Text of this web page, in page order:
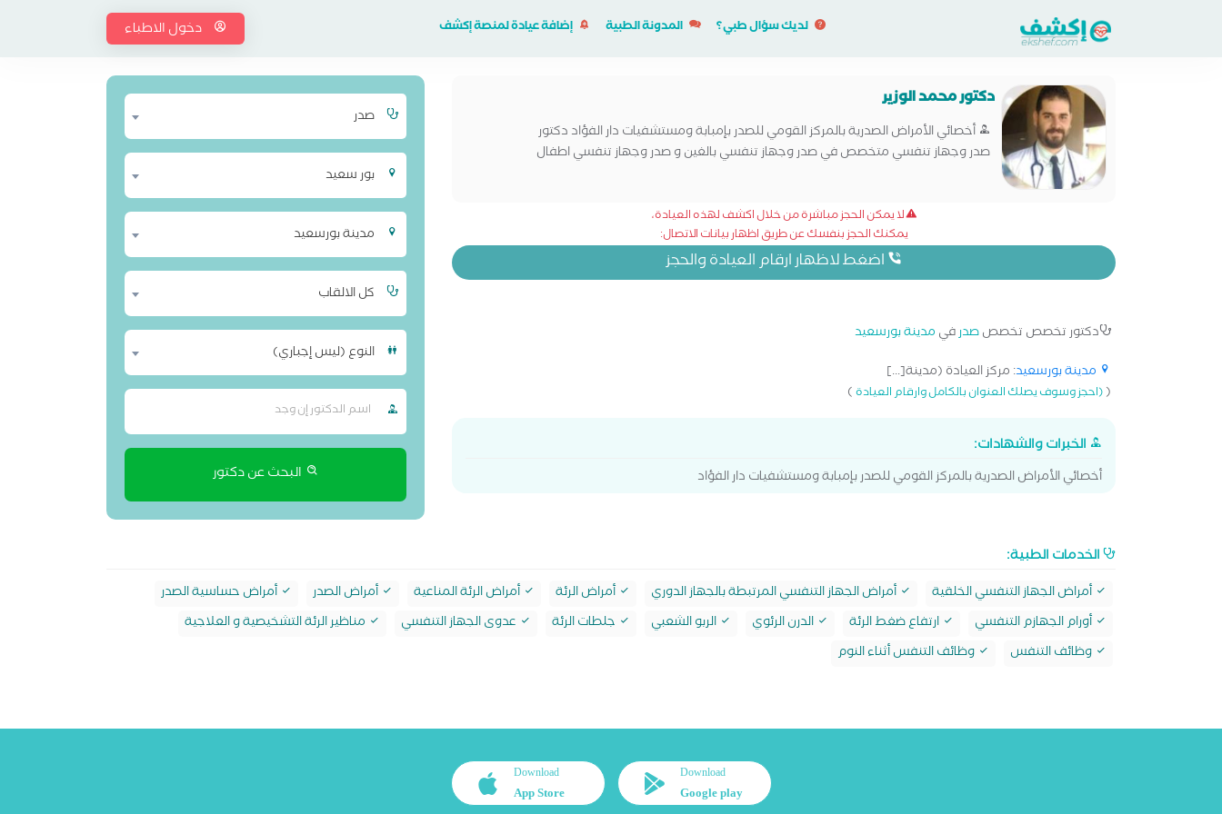
لديك سؤال طبي؟ المدونة الطبية إضافة عيادة لمنصة إكشف دخول الاطباء
دكتور محمد الوزير
أخصائي الأمراض الصدرية بالمركز القومي للصدر بإمبابة ومستشفيات دار الفؤاد دكتور
صدر وجهاز تنفسي متخصص في صدر وجهاز تنفسي بالغين و صدر وجهاز تنفسي اطفال
لا يمكن الحجز مباشرة من خلال اكشف لهذه العيادة،
يمكنك الحجز بنفسك عن طريق اظهار بيانات الاتصال:
اضغط لاظهار ارقام العيادة والحجز
دكتور تخصص تخصصصدرفي مدينة بورسعيد
مدينة بورسعيد: مركز العيادة (مدينة[...]
((احجز وسوف يصلك العنوان بالكامل وارقام العيادة)
الخبرات والشهادات:
أخصائي الأمراض الصدرية بالمركز القومي للصدر بإمبابة ومستشفيات دار الفؤاد
صدر
بور سعيد
مدينة بورسعيد
كل الالقاب
النوع (ليس إجباري)
البحث عن دكتور
الخدمات الطبية:
أمراض الجهاز التنفسي الخلقية أمراض الجهاز التنفسي المرتبطة بالجهاز الدوري أمراض الرئة أمراض الرئة المناعية أمراض الصدر
أمراض حساسية الصدر
أورام الجهازم التنفسي
ارتفاع ضغط الرئة الدرن الرئوي الربو الشعبي جلطات الرئة عدوى الجهاز التنفسي
مناظير الرئة التشخيصية و العلاجية
وظائف التنفس
وظائف التنفس أثناء النوم
Download
Google play
Download
App Store